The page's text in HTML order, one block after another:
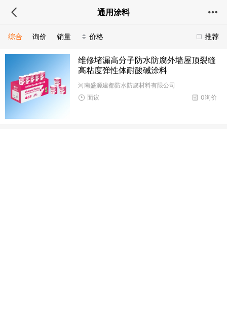
通用涂料
推荐
综合 询价 销量 价格
维修堵漏高分子防水防腐外墙屋顶裂缝
高粘度弹性体耐酸碱涂料
河南盛源建都防水防腐材料有限公司
0询价
面议